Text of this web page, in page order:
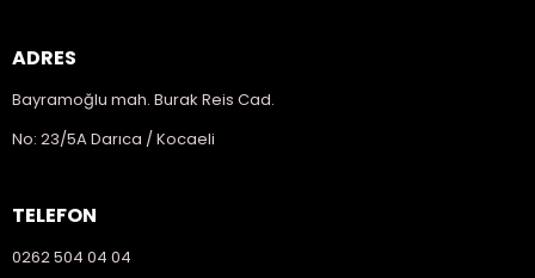
ADRES
Bayramoğlu mah. Burak Reis Cad.
No: 23/5A Darıca / Kocaeli
TELEFON
0262 504 04 04